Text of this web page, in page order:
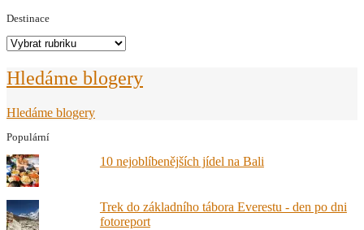
Destinace
Destinace
Hledáme blogery
Hledáme blogery
Populární
10 nejoblíbenějších jídel na Bali
Trek do základního tábora Everestu - den po dni
fotoreport